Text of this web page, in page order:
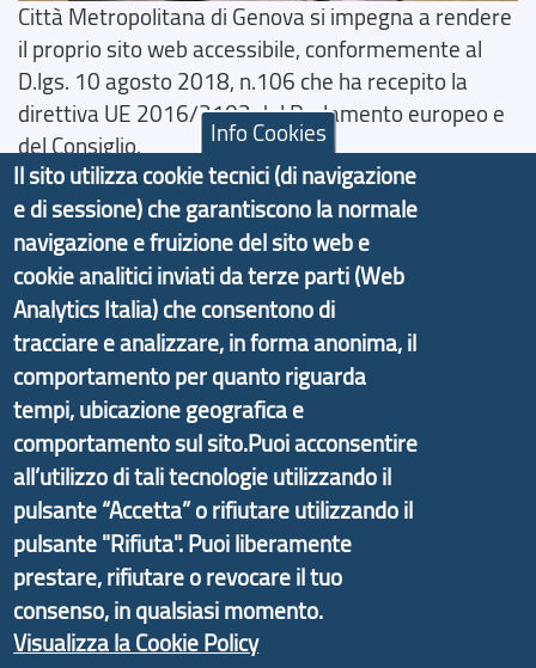
Città Metropolitana di Genova si impegna a rendere
il proprio sito web accessibile, conformemente al
D.lgs. 10 agosto 2018, n.106 che ha recepito la
direttiva UE 2016/2102 del Parlamento europeo e
del Consiglio.
Dichiarazione di Accessibilità
Il progetto Aree Interne
Il portale di marketing territoriale e sviluppo locale
di Genova Città Metropolitana si è sviluppato a
partire dal progetto nazionale Aree Interne
promosso dal Dipartimento per lo Sviluppo
Economico e finalizzato al rilancio socio-economico
delle valli dell’entroterra. In particolare fornisce
informazioni ed aggiornamenti sulla
d'Area Antola-Tigullio, in collaborazione con Regione
Liguria ed ANCI Liguria.
Info Cookies
Il sito utilizza cookie tecnici (di navigazione
e di sessione) che garantiscono la normale
navigazione e fruizione del sito web e
cookie analitici inviati da terze parti (Web
Analytics Italia) che consentono di
tracciare e analizzare, in forma anonima, il
comportamento per quanto riguarda
tempi, ubicazione geografica e
comportamento sul sito.Puoi acconsentire
all’utilizzo di tali tecnologie utilizzando il
pulsante “Accetta” o rifiutare utilizzando il
pulsante "Rifiuta". Puoi liberamente
prestare, rifiutare o revocare il tuo
consenso, in qualsiasi momento.
Visualizza la Cookie Policy